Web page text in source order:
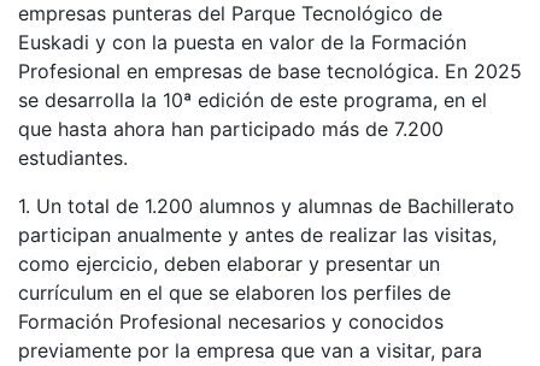
empresas punteras del Parque Tecnológico de
Euskadi y con la puesta en valor de la Formación
Profesional en empresas de base tecnológica. En 2025
se desarrolla la 10ª edición de este programa, en el
que hasta ahora han participado más de 7.200
estudiantes.
1. Un total de 1.200 alumnos y alumnas de Bachillerato
participan anualmente y antes de realizar las visitas,
como ejercicio, deben elaborar y presentar un
currículum en el que se elaboren los perfiles de
Formación Profesional necesarios y conocidos
previamente por la empresa que van a visitar, para